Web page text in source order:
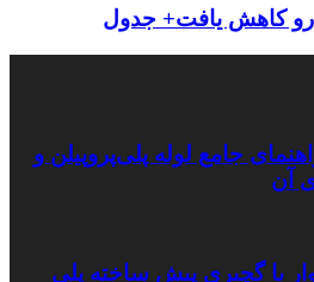
کاهش یافت+ جدول
جامع لوله پلی‌پروپیلن و
آن
با گچبری پیش ساخته پلی